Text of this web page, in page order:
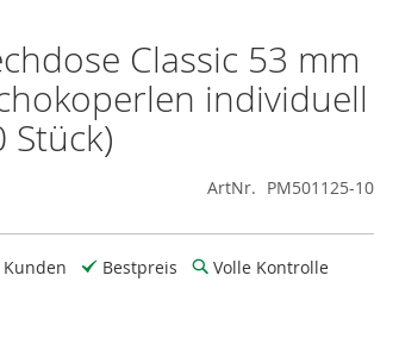
Classic 53 mm
individuell
Stück)
ArtNr. PM501125-10
Kunden Bestpreis
Volle Kontrolle